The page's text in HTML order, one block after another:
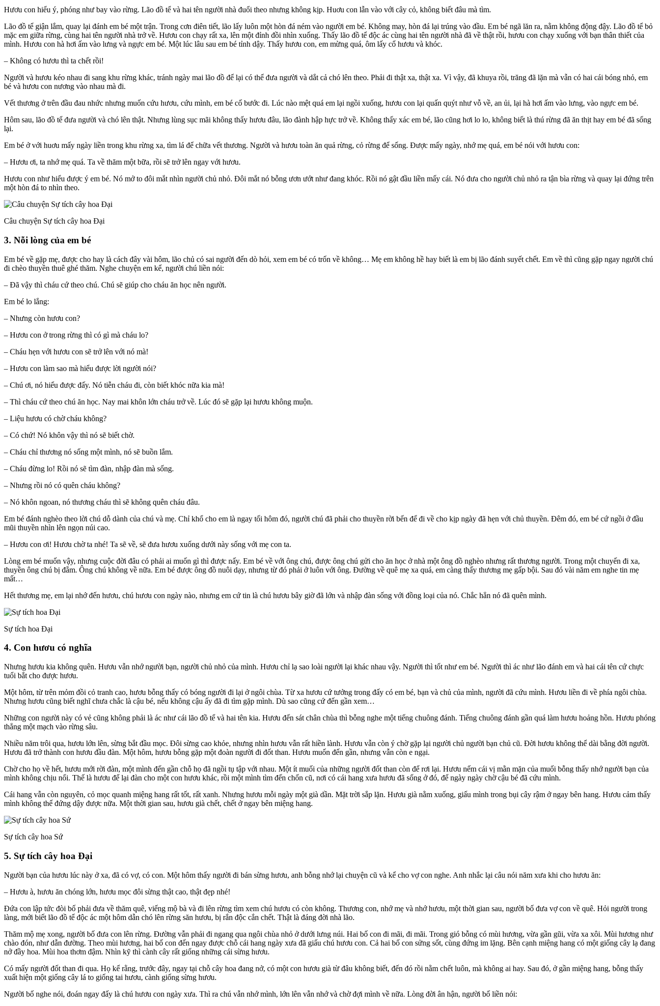
Hươu con hiểu ý, phóng như bay vào rừng. Lão đồ tể và hai tên người nhà đuổi theo nhưng không kịp. Huơu con lẫn vào với cây cỏ, không biết đâu mà tìm.
Lão đồ tể giận lắm, quay lại đánh em bé một trận. Trong cơn điên tiết, lão lấy luôn một hòn đá ném vào người em bé. Không may, hòn đá lại trúng vào đầu. Em bé ngã lăn ra, nằm không động đậy. Lão đồ tể bỏ
mặc em giữa rừng, cùng hai tên người nhà trở về. Hươu con chạy rất xa, lên một đỉnh đồi nhìn xuống. Thấy lão đồ tể độc ác cùng hai tên người nhà đã về thật rồi, hươu con chạy xuống với bạn thân thiết của
mình. Hươu con hà hơi ấm vào lưng và ngực em bé. Một lúc lâu sau em bé tỉnh dậy. Thấy hươu con, em mừng quá, ôm lấy cổ hươu và khóc.
– Không có hươu thì ta chết rồi!
Người và hươu kéo nhau đi sang khu rừng khác, tránh ngày mai lão đồ để lại có thể đưa người và dắt cả chó lên theo. Phải đi thật xa, thật xa. Vì vậy, đã khuya rồi, trăng đã lặn mà vẫn có hai cái bóng nhỏ, em
bé và hươu con nương vào nhau mà đi.
Vết thương ở trên đầu đau nhức nhưng muốn cứu hươu, cứu mình, em bé cố bước đi. Lúc nào mệt quá em lại ngồi xuống, hươu con lại quấn quýt như vỗ về, an ủi, lại hà hơi ấm vào lưng, vào ngực em bé.
Hôm sau, lão đồ tể đưa người và chó lên thật. Nhưng lùng sục mãi không thấy hươu đâu, lão đành hập hực trở về. Không thấy xác em bé, lão cũng hơi lo lo, không biết là thú rừng đã ăn thịt hay em bé đã sống
lại.
Em bé ở với huơu mấy ngày liền trong khu rừng xa, tìm lá để chữa vết thương. Người và hươu toàn ăn quả rừng, cỏ rừng để sống. Được mấy ngày, nhớ mẹ quá, em bé nói với hươu con:
– Hươu ơi, ta nhớ mẹ quá. Ta về thăm một bữa, rồi sẽ trở lên ngay với hươu.
Hươu con như hiểu được ý em bé. Nó mở to đôi mắt nhìn người chủ nhỏ. Đôi mắt nó bỗng ươn ướt như đang khóc. Rồi nó gật đầu liền mấy cái. Nó đưa cho người chủ nhỏ ra tận bìa rừng và quay lại đứng trên
một hòn đá to nhìn theo.
Câu chuyện Sự tích cây hoa Đại
3. Nỗi lòng của em bé
Em bé về gặp mẹ, được cho hay là cách đây vài hôm, lão chủ có sai người đến dò hỏi, xem em bé có trốn về không… Mẹ em không hề hay biết là em bị lão đánh suyết chết. Em về thì cũng gặp ngay người chú
đi chèo thuyền thuê ghé thăm. Nghe chuyện em kể, người chú liền nói:
– Đã vậy thì cháu cứ theo chú. Chú sẽ giúp cho cháu ăn học nên người.
Em bé lo lắng:
– Nhưng còn hươu con?
– Hươu con ở trong rừng thì có gì mà cháu lo?
– Cháu hẹn với hươu con sẽ trở lên với nó mà!
– Hươu con làm sao mà hiểu được lời người nói?
– Chú ơi, nó hiểu được đấy. Nó tiễn cháu đi, còn biết khóc nữa kia mà!
– Thì cháu cứ theo chú ăn học. Nay mai khôn lớn cháu trở về. Lúc đó sẽ gặp lại hươu không muộn.
– Liệu hươu có chờ cháu không?
– Có chứ! Nó khôn vậy thì nó sẽ biết chờ.
– Cháu chỉ thương nó sống một mình, nó sẽ buồn lắm.
– Cháu đừng lo! Rồi nó sẽ tìm đàn, nhập đàn mà sống.
– Nhưng rồi nó có quên cháu không?
– Nó khôn ngoan, nó thương cháu thì sẽ không quên cháu đâu.
Em bé đánh nghèo theo lời chú dỗ dành của chú và mẹ. Chỉ khổ cho em là ngay tối hôm đó, người chú đã phải cho thuyền rời bến để đi về cho kịp ngày đã hẹn với chủ thuyền. Đêm đó, em bé cứ ngồi ở đầu
mũi thuyền nhìn lên ngọn núi cao.
– Hươu con ơi! Hươu chờ ta nhé! Ta sẽ về, sẽ đưa hươu xuống dưới này sống với mẹ con ta.
Lòng em bé muốn vậy, nhưng cuộc đời đâu có phải ai muốn gì thì được nấy. Em bé về với ông chú, được ông chú gửi cho ăn học ở nhà một ông đồ nghèo nhưng rất thương người. Trong một chuyến đi xa,
thuyền ông chú bị đẵm. Ông chú không về nữa. Em bé được ông đồ nuôi dạy, nhưng từ đó phải ở luôn với ông. Đường về quê mẹ xa quá, em càng thấy thương mẹ gấp bội. Sau đó vài năm em nghe tin mẹ
mất…
Hết thương mẹ, em lại nhớ đến hươu, chú hươu con ngày nào, nhưng em cứ tin là chú hươu bây giờ đã lớn và nhập đàn sống với đồng loại của nó. Chắc hẳn nó đã quên mình.
Sự tích hoa Đại
4. Con hươu có nghĩa
Nhưng hươu kia không quên. Hươu vẫn nhớ người bạn, người chủ nhỏ của mình. Hươu chỉ lạ sao loài người lại khác nhau vậy. Người thì tốt như em bé. Người thì ác như lão đánh em và hai cái tên cứ chực
tuổi bắt cho được hươu.
Một hôm, từ trên mỏm đồi cỏ tranh cao, hươu bỗng thấy có bóng người đi lại ở ngôi chùa. Từ xa hươu cứ tưởng trong đấy có em bé, bạn và chủ của mình, người đã cứu mình. Hươu liền đi về phía ngôi chùa.
Nhưng hươu cũng biết nghĩ chưa chắc là cậu bé, nếu không cậu ấy đã đi tìm gặp mình. Dù sao cũng cứ đến gần xem…
Những con người này có vẻ cũng không phải là ác như cái lão đồ tể và hai tên kia. Hươu đến sát chân chùa thì bỗng nghe một tiếng chuông đánh. Tiếng chuông đánh gần quá làm hươu hoảng hồn. Hươu phóng
thẳng một mạch vào rừng sâu.
Nhiều năm trôi qua, hươu lớn lên, sừng bắt đầu mọc. Đôi sừng cao khỏe, nhưng nhìn hươu vẫn rất hiền lành. Hươu vẫn còn ý chờ gặp lại người chủ người bạn chủ cũ. Đời hươu không thể dài bằng đời người.
Hươu đã trở thành con hươu đầu đàn. Một hôm, hươu bỗng gặp một đoàn người đi đốt than. Hươu muốn đến gần, nhưng vẫn còn e ngại.
Chờ cho họ về hết, hươu mới rời đàn, một mình đến gần chỗ họ đã ngồi tụ tập với nhau. Một ít muối của những người đốt than còn để rơi lại. Hươu nếm cái vị mằn mặn của muối bỗng thấy nhớ người bạn của
mình không chịu nổi. Thế là hươu để lại đàn cho một con hươu khác, rồi một mình tìm đến chốn cũ, nơi có cái hang xưa hươu đã sống ở đó, để ngày ngày chờ cậu bé đã cứu mình.
Cái hang vẫn còn nguyên, cỏ mọc quanh miệng hang rất tốt, rất xanh. Nhưng hươu mỗi ngày một già dần. Mặt trời sắp lặn. Hươu già nằm xuống, giấu mình trong bụi cây rậm ở ngay bên hang. Hươu cảm thấy
mình không thể đứng dậy được nữa. Một thời gian sau, hươu già chết, chết ở ngay bên miệng hang.
Sự tích cây hoa Sứ
5. Sự tích cây hoa Đại
Người bạn của hươu lúc này ở xa, đã có vợ, có con. Một hôm thấy người đi bán sừng hươu, anh bỗng nhớ lại chuyện cũ và kể cho vợ con nghe. Anh nhắc lại câu nói năm xưa khi cho hươu ăn:
– Hươu à, hươu ăn chóng lớn, hươu mọc đôi sừng thật cao, thật đẹp nhé!
Đứa con lập tức đòi bố phải đưa về thăm quê, viếng mộ bà và đi lên rừng tìm xem chú hươu có còn không. Thương con, nhớ mẹ và nhớ hươu, một thời gian sau, người bố đưa vợ con về quê. Hỏi người trong
làng, mới biết lão đồ tể độc ác một hôm dẫn chó lên rừng săn hươu, bị rắn độc cắn chết. Thật là đáng đời nhà lão.
Thăm mộ mẹ xong, người bố đưa con lên rừng. Đường vẫn phải đi ngang qua ngôi chùa nhỏ ở dưới lưng núi. Hai bố con đi mãi, đi mãi. Trong gió bỗng có mùi hương, vừa gần gũi, vừa xa xôi. Mùi hương như
chào đón, như dẫn đường. Theo mùi hương, hai bố con đến ngay được chỗ cái hang ngày xưa đã giấu chú hươu con. Cả hai bố con sửng sốt, cùng đứng im lặng. Bên cạnh miệng hang có một giống cây lạ đang
nở đầy hoa. Mùi hoa thơm đậm. Nhìn kỹ thì cành cây rất giống những cái sừng hươu.
Có mấy người đốt than đi qua. Họ kể rằng, trước đây, ngay tại chỗ cây hoa đang nở, có một con hươu già từ đâu không biết, đến đó rồi nằm chết luôn, mà không ai hay. Sau đó, ở gần miệng hang, bỗng thấy
xuất hiện một giống cây lá to giống tai hươu, cành giống sừng hươu.
Người bố nghe nói, đoán ngay đấy là chú hươu con ngày xưa. Thì ra chú vẫn nhớ mình, lớn lên vẫn nhớ và chờ đợi mình về nữa. Lòng đời ân hận, người bố liền nói: